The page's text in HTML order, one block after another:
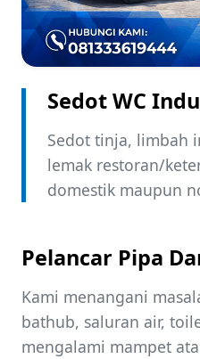
Sedot WC
Sedot tinja, limbah
lemak restoran/
domestik maupun
Pelancar Pipa
Kami menangani
bathub, saluran air,
mengalami mampet